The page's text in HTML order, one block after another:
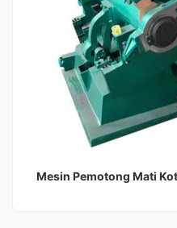
Mesin Pemotong Mati